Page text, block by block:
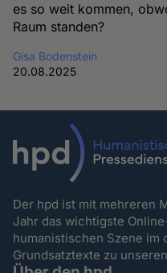
es so weit kommen,
Raum standen?
Gisa Bodenstein
20.08.2025
Der hpd ist mit mehreren
Jahr das wichtigste
humanistischen Szene im
Grundsatztexte zu